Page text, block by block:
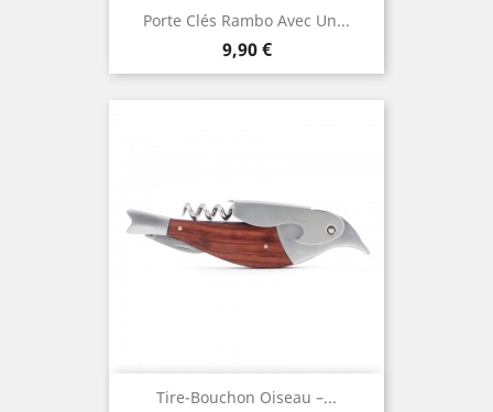
Porte Clés Rambo Avec Un...
Prix
9,90 €
Tire-Bouchon Oiseau –...